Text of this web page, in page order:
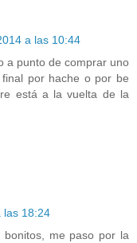
a las 10:44
a punto de comprar uno
por hache o por be
está a la vuelta de la
las 18:24
me paso por la